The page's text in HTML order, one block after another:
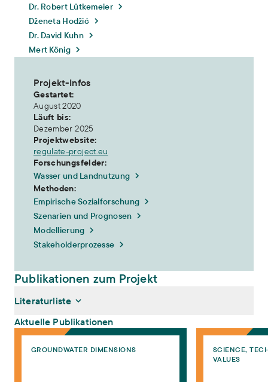
Dr. Robert Lütkemeier
Dženeta Hodžić
Dr. David Kuhn
Mert König
Projekt-Infos
Gestartet:
August 2020
Läuft bis:
Dezember 2025
Projektwebsite:
regulate-project.eu
Forschungsfelder:
Wasser und Landnutzung
Methoden:
Empirische Sozialforschung
Szenarien und Prognosen
Modellierung
Stakeholderprozesse
Publikationen zum Projekt
Literaturliste
Douhaire, Caroline, Mathea Schmitt, Fanny Frick-Trzebitzky
Rechtliche Fragen im Grundwassermanagement.
Aktuelle Publikationen
Rechtliche Fragen im Grundwassermanagement
GROUNDWATER DIMENSIONS
Unruly Aquifers:
SCIENCE,
VALUES